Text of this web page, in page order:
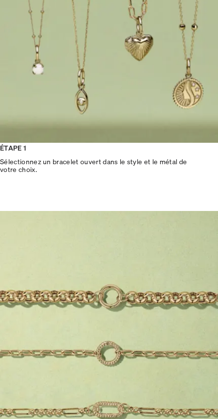
ÉTAPE 1
Sélectionnez un bracelet ouvert dans le style et le métal de
votre choix.